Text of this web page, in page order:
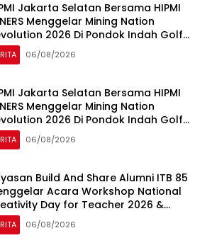
Jakarta Selatan Bersama HIPMI
Menggelar Mining Nation
2026 Di Pondok Indah Golf
06/08/2026
Jakarta Selatan Bersama HIPMI
Menggelar Mining Nation
2026 Di Pondok Indah Golf
06/08/2026
Build And Share Alumni ITB 85
Acara Workshop National
Day for Teacher 2026 &
Resmi Pramono Anung (Gubernur
Jakarta)
06/08/2026